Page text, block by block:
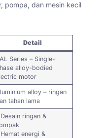
pompa, dan mesin kecil
Detail
Series – Single-
alloy-bodied
motor
alloy – ringan
tahan lama
ringan &
energi &